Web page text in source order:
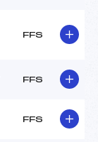
FFS
FFS
FFS